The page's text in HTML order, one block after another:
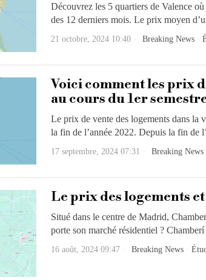
Découvrez les 5 quartiers de Valence
des 12 derniers mois. Le prix moyen
21 octobre, 2024 10:40 Breaking News ·
Voici comment les prix
au cours du 1er
Le prix de vente des logements dans la
la fin de l’année 2022. Depuis la fin de
17 septembre, 2024 07:31 Breaking News
Le prix des logements
Situé dans le centre de Madrid,
porte son marché résidentiel ?
16 août, 2024 09:47 Breaking News ·